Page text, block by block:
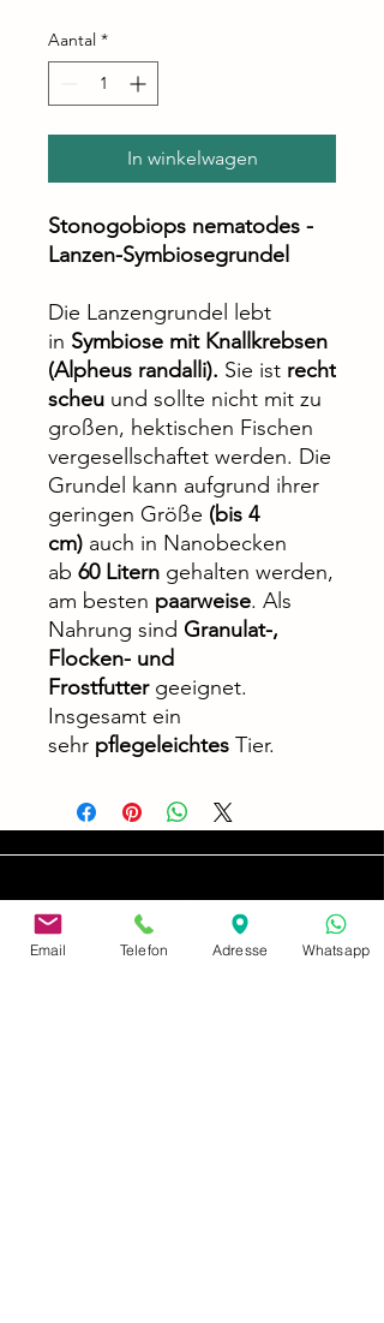
Aantal *
In winkelwagen
Stonogobiops nematodes -
Lanzen-Symbiosegrundel
Die Lanzengrundel lebt
in Symbiose mit Knallkrebsen
(Alpheus randalli). Sie ist recht
scheu und sollte nicht mit zu
großen, hektischen Fischen
vergesellschaftet werden. Die
Grundel kann aufgrund ihrer
geringen Größe (bis 4
cm) auch in Nanobecken
ab 60 Litern gehalten werden,
am besten paarweise. Als
Nahrung sind Granulat-,
Flocken- und
Frostfuttergeeignet.
Insgesamt ein
sehr pflegeleichtes Tier.
Email Telefon Adresse Whatsapp